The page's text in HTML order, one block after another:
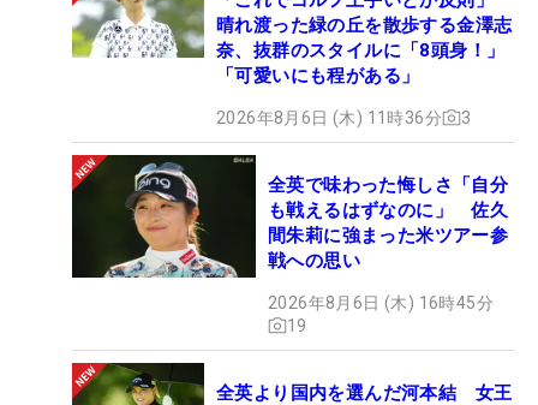
晴れ渡った緑の丘を散歩する金澤志
奈、抜群のスタイルに「8頭身！」
「可愛いにも程がある」
2026年8月6日 (木) 11時36分 3
全英で味わった悔しさ「自分
も戦えるはずなのに」 佐久
間朱莉に強まった米ツアー参
戦への思い
2026年8月6日 (木) 16時45分
19
全英より国内を選んだ河本結 女王